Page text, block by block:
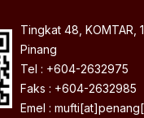
Tingkat 48, KOMTAR,
Pinang
Tel : +604-2632975
Faks : +604-2632985
Emel :